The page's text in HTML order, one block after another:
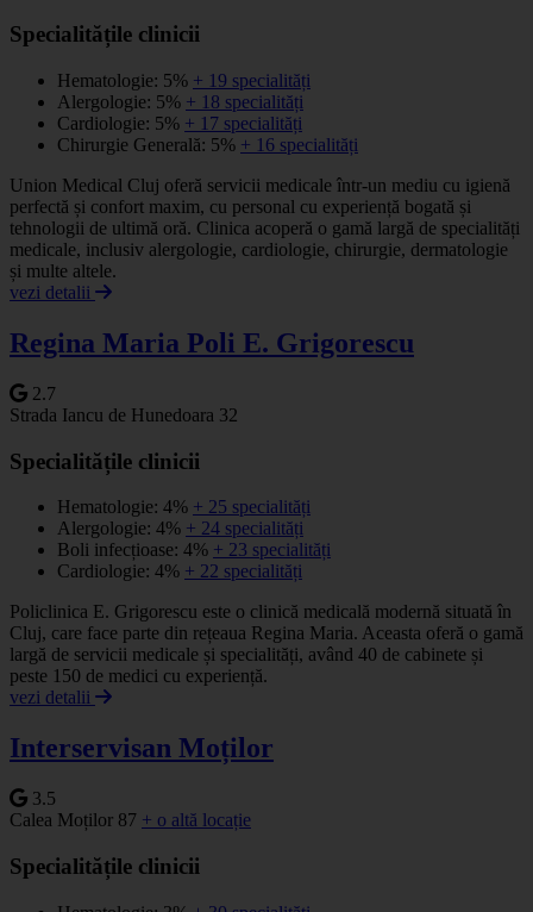
Specialitățile clinicii
Hematologie: 5% + 19 specialități
Alergologie: 5% + 18 specialități
Cardiologie: 5% + 17 specialități
Chirurgie Generală: 5% + 16 specialități
Union Medical Cluj oferă servicii medicale într-un mediu cu igienă
perfectă și confort maxim, cu personal cu experiență bogată și
tehnologii de ultimă oră. Clinica acoperă o gamă largă de specialități
medicale, inclusiv alergologie, cardiologie, chirurgie, dermatologie
și multe altele.
vezi detalii
Regina Maria Poli E. Grigorescu
2.7
Strada Iancu de Hunedoara 32
Specialitățile clinicii
Hematologie: 4% + 25 specialități
Alergologie: 4% + 24 specialități
Boli infecțioase: 4% + 23 specialități
Cardiologie: 4% + 22 specialități
Policlinica E. Grigorescu este o clinică medicală modernă situată în
Cluj, care face parte din rețeaua Regina Maria. Aceasta oferă o gamă
largă de servicii medicale și specialități, având 40 de cabinete și
peste 150 de medici cu experiență.
vezi detalii
Interservisan Moților
3.5
Calea Moților 87 + o altă locație
Specialitățile clinicii